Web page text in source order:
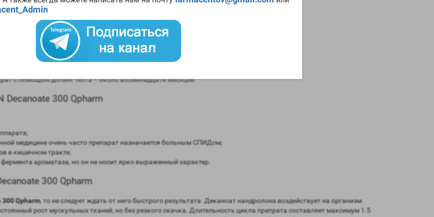
Qpharm
сравнении мужским гормоном;
с мужским гормоном;
(ароматизация) – крайне низкая;
с помощью допинг теста – около восемнадцати месяцев.
300 Qpharm
медицине очень часто препарат назначается больным СПИДом;
в кишечном тракте;
ароматаза, но он не носит ярко выраженный характер.
300 Qpharm
300 Qpharm, то не следует ждать от него быстрого результата. Деканоат нандролона воздействует на организм
рост мускульных тканей, но без резкого скачка. Длительность цикла препрата составляет максимум 1.5